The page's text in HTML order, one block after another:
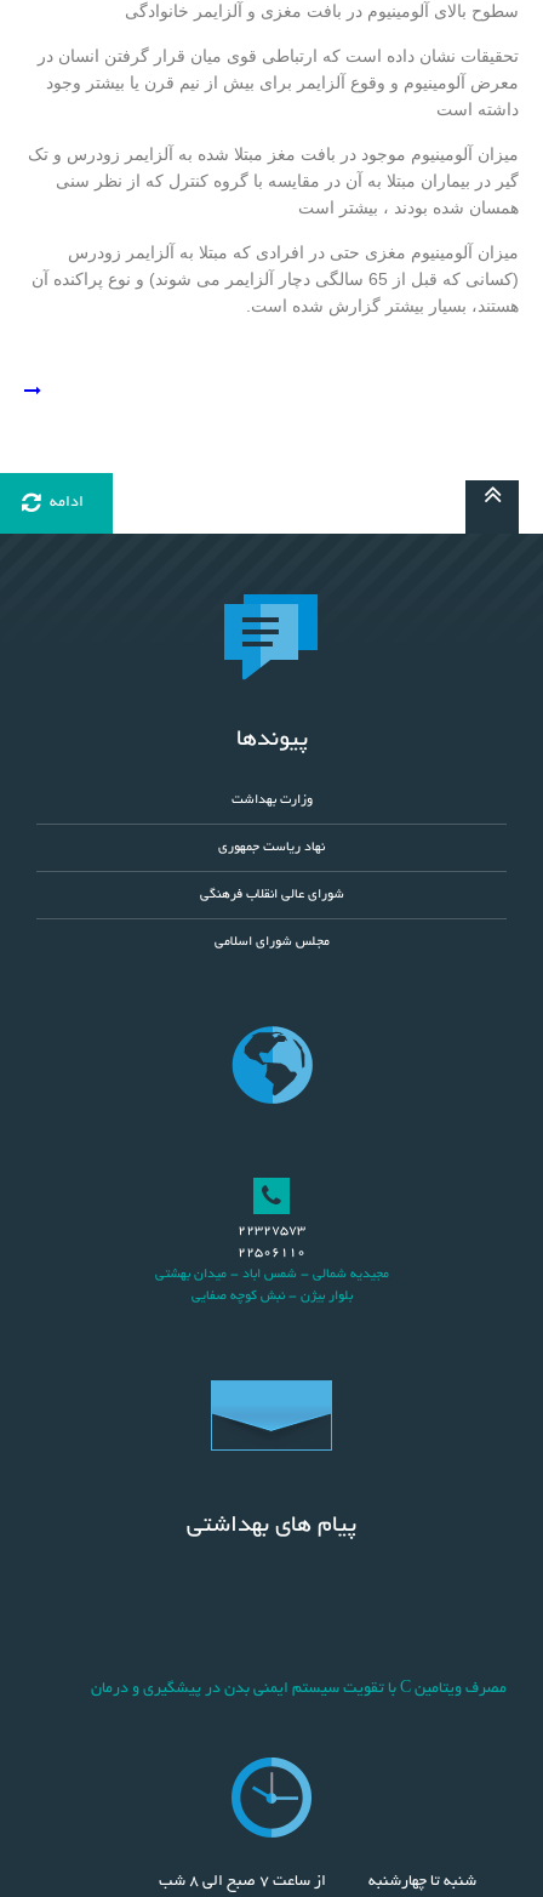
سطوح بالای آلومینیوم در بافت مغزی و آلزایمر خانوادگی
تحقیقات نشان داده است که ارتباطی قوی میان قرار گرفتن انسان در
معرض آلومینیوم و وقوع آلزایمر برای بیش از نیم قرن یا بیشتر وجود
داشته است
میزان آلومینیوم موجود در بافت مغز مبتلا شده به آلزایمر زودرس و تک
گیر در بیماران مبتلا به آن در مقایسه با گروه کنترل که از نظر سنی
همسان شده بودند ، بیشتر است
میزان آلومینیوم مغزی حتی در افرادی که مبتلا به آلزایمر زودرس
(کسانی که قبل از 65 سالگی دچار آلزایمر می شوند) و نوع پراکنده آن
هستند، بسیار بیشتر گزارش شده است.
ادامه
پیوندها
وزارت بهداشت
نهاد ریاست جمهوری
شورای عالی انقلاب فرهنگی
مجلس شورای اسلامی
22327573
22506110
مجيديه شمالي - شمس اباد - ميدان بهشتي
بلوار بيژن - نبش کوچه صفايي
پیام های بهداشتی
مصرف ويتامين C با تقويت سيستم ايمني بدن در پيشگيري و درمان
شنبه تا چهارشنبه از ساعت 7 صبح الی 8 شب